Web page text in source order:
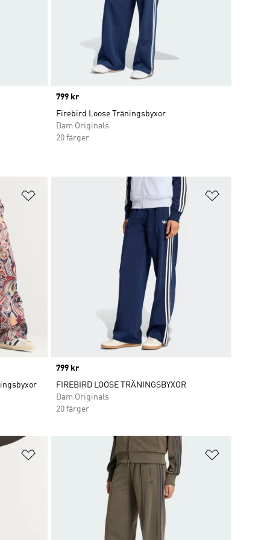
Price
799 kr
Firebird Loose Träningsbyxor
Dam Originals
20 färger
Lägg till på önskelistan
Price
799 kr
FIREBIRD LOOSE TRÄNINGSBYXOR
Dam Originals
20 färger
Lägg till på önskelistan